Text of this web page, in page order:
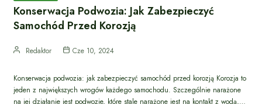
Konserwacja Podwozia: Jak Zabezpieczyć
Samochód Przed Korozją
Redaktor Cze 10, 2024
Konserwacja podwozia: jak zabezpieczyć samochód przed korozją Korozja to
jeden z największych wrogów każdego samochodu. Szczególnie narażone
na jej działanie jest podwozie, które stale narażone jest na kontakt z wodą,…